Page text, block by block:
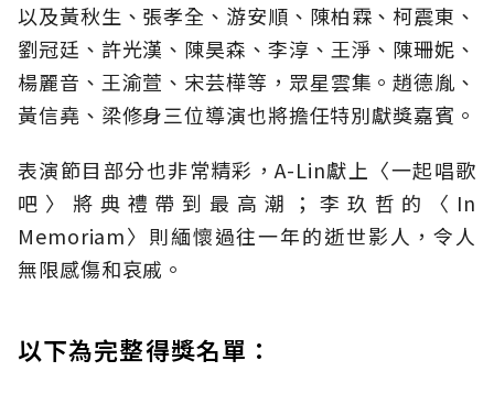
以及黃秋生、張孝全、游安順、陳柏霖、柯震東、
劉冠廷、許光漢、陳昊森、李淳、王淨、陳珊妮、
楊麗音、王渝萱、宋芸樺等，眾星雲集。趙德胤、
黃信堯、梁修身三位導演也將擔任特別獻獎嘉賓。
表演節目部分也非常精彩，A-Lin獻上〈一起唱歌
吧〉將典禮帶到最高潮；李玖哲的〈In
Memoriam〉則緬懷過往一年的逝世影人，令人
無限感傷和哀戚。
以下為完整得獎名單：